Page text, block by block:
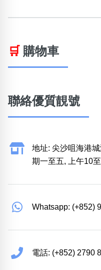
🛒 購物車
聯絡優質靚號
地址: 尖沙咀海港
期一至五, 上午10
Whatsapp: (+852)
電話: (+852) 2790